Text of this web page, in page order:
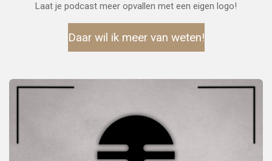
Laat je podcast meer opvallen met een eigen logo!
Daar wil ik meer van weten!